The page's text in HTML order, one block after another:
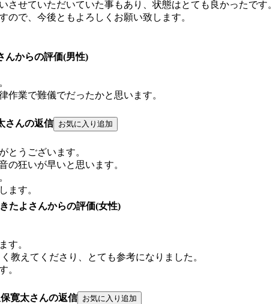
させていただいていた事もあり、状態はとても良かったです。
ので、今後ともよろしくお願い致します。
んからの評価(男性)
作業で難儀でだったかと思います。
さんの返信
とうございます。
の狂いが早いと思います。
ます。
たよさんからの評価(女性)
す。
教えてくださり、とても参考になりました。
。
寛太さんの返信